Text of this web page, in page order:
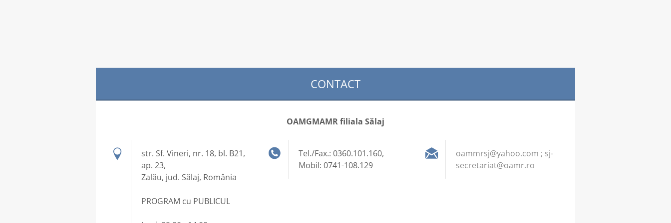
CONTACT
OAMGMAMR filiala Sălaj
str. Sf. Vineri, nr. 18, bl. B21,
ap. 23,
Zalău, jud. Sălaj, România
PROGRAM cu PUBLICUL
Tel./Fax.: 0360.101.160,
Mobil: 0741-108.129
oammrsj@yahoo.com ; sj-
secretariat@oamr.ro